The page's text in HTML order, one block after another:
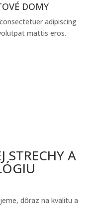
DOMY
adipiscing
mattis eros.
STRECHY A
dôraz na kvalitu a